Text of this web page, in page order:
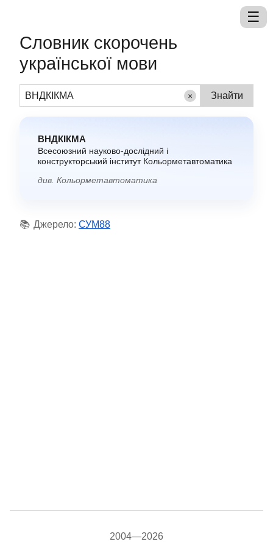
Словник скорочень
української мови
×
ВНДКІКМА
Всесоюзний науково-дослідний і
конструкторський інститут Кольорметавтоматика
див. Кольорметавтоматика
📚 Джерело: СУМ88
2004—2026